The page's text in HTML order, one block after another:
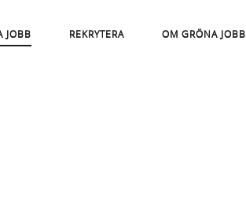
JOBB REKRYTERA OM GRÖNA JOBB